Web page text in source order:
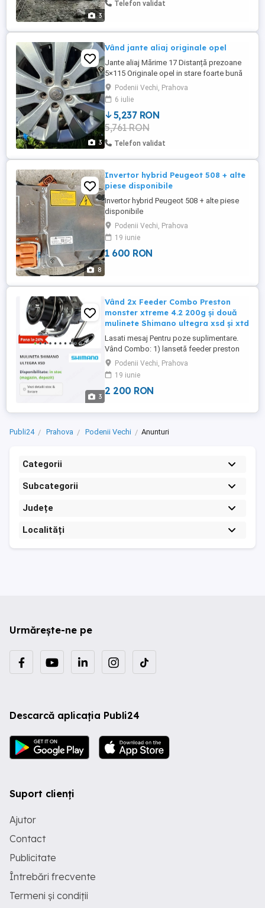
3
Telefon validat
3
Vând jante aliaj originale opel
Jante aliaj Mărime 17 Distanță prezoane
5×115 Originale opel in stare foarte bună
Preț in lei Detalii in privat NU TRIMIT PRIN
CURIER
Podenii Vechi, Prahova
6 iulie
5,237 RON
5,761 RON
Telefon validat
8
Invertor hybrid Peugeot 508 + alte
piese disponibile
Invertor hybrid Peugeot 508 + alte piese
disponibile
Podenii Vechi, Prahova
19 iunie
1 600 RON
3
Vând 2x Feeder Combo Preston
monster xtreme 4.2 200g și două
mulinete Shimano ultegra xsd și xtd
Lasati mesaj Pentru poze suplimentare.
Vând Combo: 1) lansetă feeder preston
monster xtreme 4.2 200g(are urme de
uzura pe cotor , la spuma eva , fără alte
probleme. Revin cu poze pt cei interesați)
+ mulineta Shimano ultegra xtd
+ tambur de rezerva și reducții ...
Podenii Vechi, Prahova
19 iunie
2 200 RON
Publi24 Prahova Podenii Vechi Anunturi
Categorii
Subcategorii
Județe
Localități
Urmărește-ne pe
Descarcă aplicația Publi24
Suport clienți
Ajutor
Contact
Publicitate
Întrebări frecvente
Termeni și condiții